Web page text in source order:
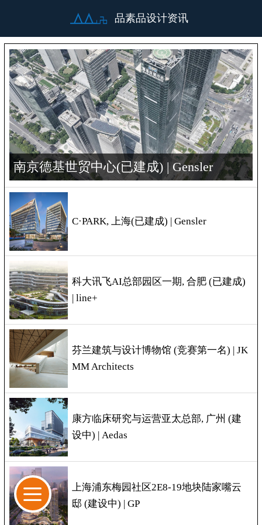
品素品设计资讯
南京德基世贸中心(已建成) | Gensler
C·PARK, 上海(已建成) | Gensler
科大讯飞AI总部园区一期, 合肥 (已建成)
| line+
芬兰建筑与设计博物馆 (竞赛第一名) | JK
MM Architects
康方临床研究与运营亚太总部, 广州 (建
设中) | Aedas
上海浦东梅园社区2E8-19地块陆家嘴云
邸 (建设中) | GP